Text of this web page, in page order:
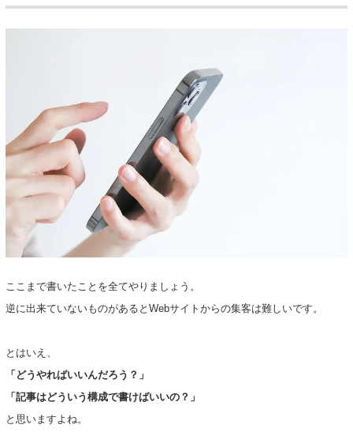
ここまで書いたことを全てやりましょう。
逆に出来ていないものがあるとWebサイトからの集客は難しいです。
とはいえ、
「どうやればいいんだろう？」
「記事はどういう構成で書けばいいの？」
と思いますよね。